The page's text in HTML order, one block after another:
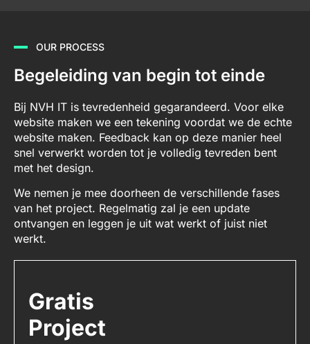
OUR PROCESS
Begeleiding van begin tot einde
Bij NVH IT is tevredenheid gegarandeerd. Voor elke
website maken we een tekening voordat we de echte
website maken. Feedback kan op deze manier heel
snel verwerkt worden tot je volledig tevreden bent
met het design.
We nemen je mee doorheen de verschillende fases
van het project. Regelmatig zal je een update
ontvangen en leggen je uit wat werkt of juist niet
werkt.
Gratis
Project